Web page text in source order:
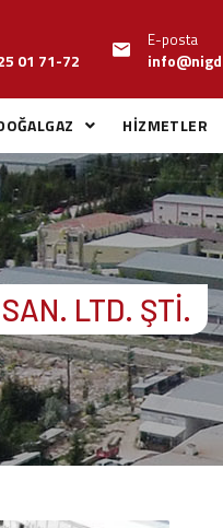
01 71-72
E-posta
HİZMETLER
LTD. ŞTİ.